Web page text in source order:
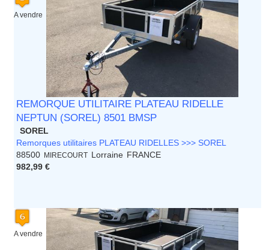
A vendre
REMORQUE UTILITAIRE PLATEAU RIDELLE
NEPTUN (SOREL) 8501 BMSP
SOREL
Remorques utilitaires PLATEAU RIDELLES >>> SOREL
88500
MIRECOURT Lorraine FRANCE
982,99 €
A vendre